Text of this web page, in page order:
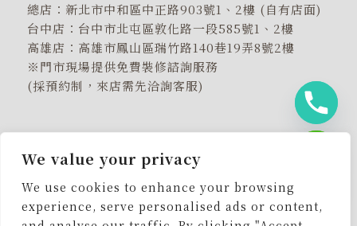
We value your privacy
We use cookies to enhance your browsing
experience, serve personalised ads or content,
總店：新北市中和區中正路903號1、2樓 (自有店面)
台中店：台中市北屯區敦化路一段585號1、2樓
高雄店：高雄市鳳山區瑞竹路140巷19弄8號2樓
※門市現場提供免費裝修諮詢服務
(採預約制，來店需先洽詢客服)